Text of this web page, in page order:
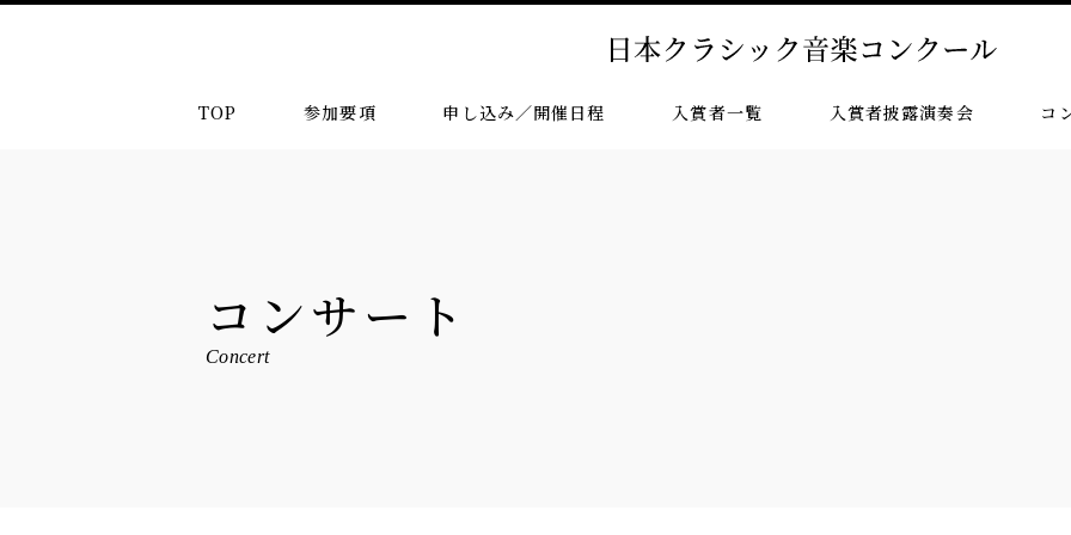
TOP 参加要項 申し込み／開催日程 入賞者一覧 入賞者披露演奏会 コ
コンサート
Concert